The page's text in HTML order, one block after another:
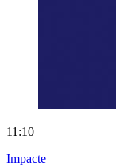
11:10
Impacte